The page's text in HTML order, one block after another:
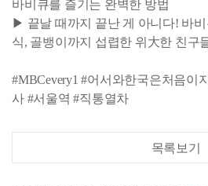
바비큐를 즐기는 완벽한 방법
▶ 끝날 때까지 끝난 게 아니다! 바
식, 골뱅이까지 섭렵한 위大한 친구
#MBCevery1 #어서와한국은처음이
사 #서울역 #직통열차
목록보기